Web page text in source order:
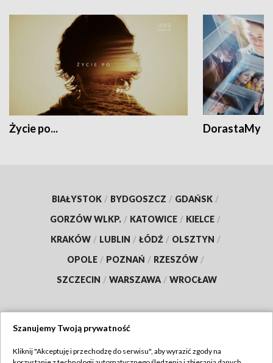
Życie po... DorastaMy
BIAŁYSTOK / BYDGOSZCZ / GDAŃSK /
GORZÓW WLKP. / KATOWICE / KIELCE /
KRAKÓW / LUBLIN / ŁÓDŹ / OLSZTYN /
OPOLE / POZNAŃ / RZESZÓW /
SZCZECIN / WARSZAWA / WROCŁAW
Szanujemy Twoją prywatność
Kliknij "Akceptuję i przechodzę do serwisu", aby wyrazić zgody na